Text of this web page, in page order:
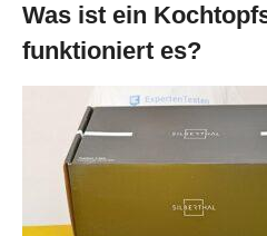
Was ist ein
funktioniert es?